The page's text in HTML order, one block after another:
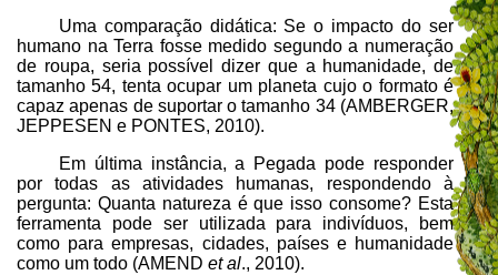
Uma comparação didática: Se o impacto do ser
humano na Terra fosse medido segundo a numeração
de roupa, seria possível dizer que a humanidade, de
tamanho 54, tenta ocupar um planeta cujo o formato é
capaz apenas de suportar o tamanho 34 (AMBERGER,
JEPPESEN e PONTES, 2010).
Em última instância, a Pegada pode responder
por todas as atividades humanas, respondendo à
pergunta: Quanta natureza é que isso consome? Esta
ferramenta pode ser utilizada para indivíduos, bem
como para empresas, cidades, países e humanidade
como um todo (AMEND et al., 2010).